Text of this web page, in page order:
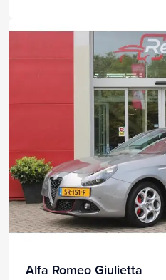
Alfa Romeo Giulietta